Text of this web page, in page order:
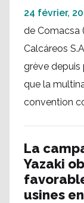
24 février,
de Comacsa
Calcáreos
grève depuis
que la
convention
La
Yazaki
usines